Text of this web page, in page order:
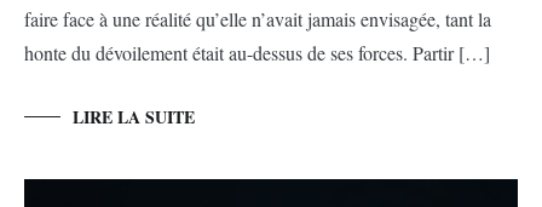
faire face à une réalité qu’elle n’avait jamais envisagée, tant la
honte du dévoilement était au-dessus de ses forces. Partir […]
LIRE LA SUITE